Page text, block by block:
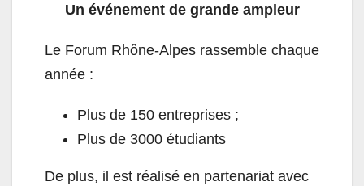
Un événement de grande ampleur
Le Forum Rhône-Alpes rassemble chaque
année :
Plus de 150 entreprises ;
Plus de 3000 étudiants
De plus, il est réalisé en partenariat avec